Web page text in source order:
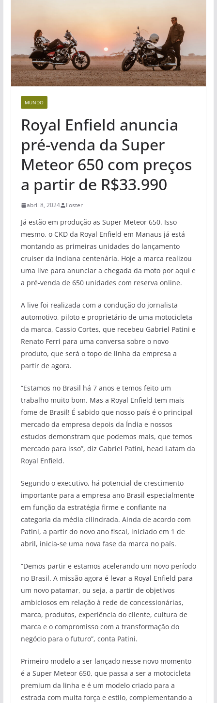
MUNDO
Royal Enfield anuncia
pré-venda da Super
Meteor 650 com preços
a partir de R$33.990
abril 8, 2024 Foster
Já estão em produção as Super Meteor 650. Isso
mesmo, o CKD da Royal Enfield em Manaus já está
montando as primeiras unidades do lançamento
cruiser da indiana centenária. Hoje a marca realizou
uma live para anunciar a chegada da moto por aqui e
a pré-venda de 650 unidades com reserva online.
A live foi realizada com a condução do jornalista
automotivo, piloto e proprietário de uma motocicleta
da marca, Cassio Cortes, que recebeu Gabriel Patini e
Renato Ferri para uma conversa sobre o novo
produto, que será o topo de linha da empresa a
partir de agora.
“Estamos no Brasil há 7 anos e temos feito um
trabalho muito bom. Mas a Royal Enfield tem mais
fome de Brasil! É sabido que nosso país é o principal
mercado da empresa depois da Índia e nossos
estudos demonstram que podemos mais, que temos
mercado para isso”, diz Gabriel Patini, head Latam da
Royal Enfield.
Segundo o executivo, há potencial de crescimento
importante para a empresa ano Brasil especialmente
em função da estratégia firme e confiante na
categoria da média cilindrada. Ainda de acordo com
Patini, a partir do novo ano fiscal, iniciado em 1 de
abril, inicia-se uma nova fase da marca no país.
“Demos partir e estamos acelerando um novo período
no Brasil. A missão agora é levar a Royal Enfield para
um novo patamar, ou seja, a partir de objetivos
ambiciosos em relação à rede de concessionárias,
marca, produtos, experiência do cliente, cultura de
marca e o compromisso com a transformação do
negócio para o futuro”, conta Patini.
Primeiro modelo a ser lançado nesse novo momento
é a Super Meteor 650, que passa a ser a motocicleta
premium da linha e é um modelo criado para a
estrada com muita força e estilo, complementando a